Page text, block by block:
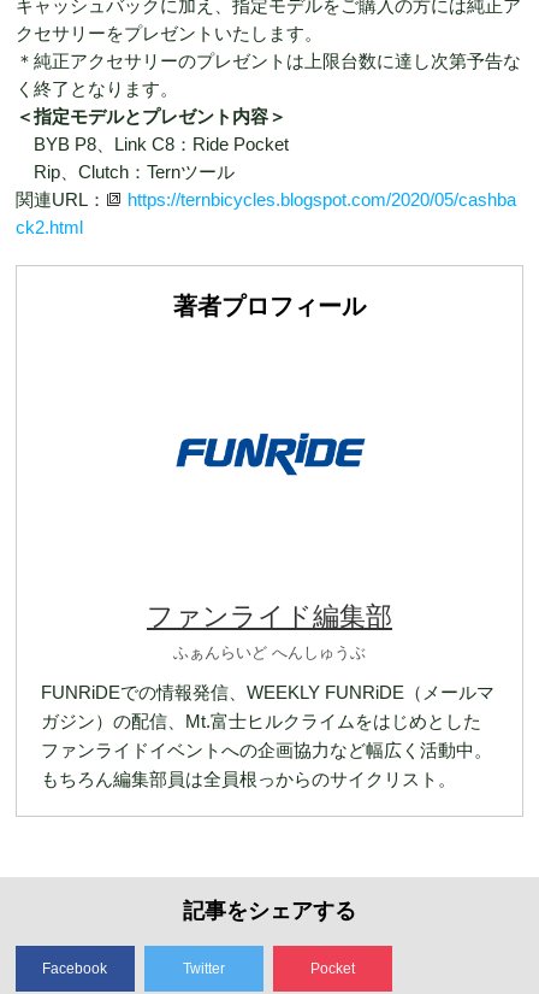
キャッシュバックに加え、指定モデルをご購入の方には純正ア
クセサリーをプレゼントいたします。
＊純正アクセサリーのプレゼントは上限台数に達し次第予告な
く終了となります。
＜指定モデルとプレゼント内容＞
BYB P8、Link C8：Ride Pocket
Rip、Clutch：Ternツール
関連URL：
https://ternbicycles.blogspot.com/2020/05/cashba
ck2.html
著者プロフィール
ファンライド編集部
ふぁんらいど へんしゅうぶ
FUNRiDEでの情報発信、WEEKLY FUNRiDE（メールマ
ガジン）の配信、Mt.富士ヒルクライムをはじめとした
ファンライドイベントへの企画協力など幅広く活動中。
もちろん編集部員は全員根っからのサイクリスト。
記事をシェアする
Facebook Twitter Pocket